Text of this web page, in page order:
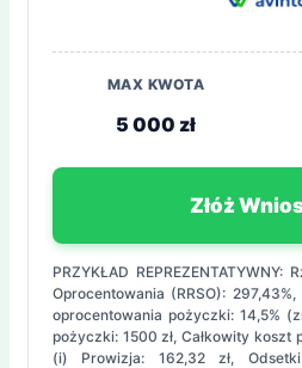
MAX KWOTA
5 000 zł
Złóż
PRZYKŁAD
Oprocentowania (RRSO):
oprocentowania pożyczki: 14,5%
pożyczki: 1500 zł, Całkowity koszt
(i) Prowizja: 162,32 zł,